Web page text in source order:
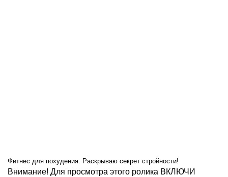
Фитнес для похудения. Раскрываю секрет стройности!
Внимание! Для просмотра этого ролика ВКЛЮЧИ